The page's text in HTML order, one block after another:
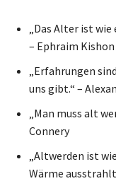
„Das Alter ist
– Ephraim Kishon
„Erfahrungen
uns gibt.“ –
„Man muss alt
Connery
„Altwerden ist
Wärme